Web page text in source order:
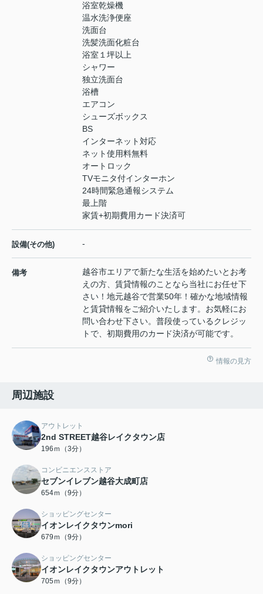
浴室乾燥機
温水洗浄便座
洗面台
洗髪洗面化粧台
浴室１坪以上
シャワー
独立洗面台
浴槽
エアコン
シューズボックス
BS
インターネット対応
ネット使用料無料
オートロック
TVモニタ付インターホン
24時間緊急通報システム
最上階
家賃+初期費用カード決済可
設備(その他) -
備考
越谷市エリアで新たな生活を始めたいとお考
えの方、賃貸情報のことなら当社にお任せ下
さい！地元越谷で営業50年！確かな地域情報
と賃貸情報をご紹介いたします。お気軽にお
問い合わせ下さい。普段使っているクレジッ
トで、初期費用のカード決済が可能です。
情報の見方
周辺施設
アウトレット
2nd STREET越谷レイクタウン店
196ｍ（3分）
コンビニエンスストア
セブンイレブン越谷大成町店
654ｍ（9分）
ショッピングセンター
イオンレイクタウンmori
679ｍ（9分）
ショッピングセンター
イオンレイクタウンアウトレット
705ｍ（9分）